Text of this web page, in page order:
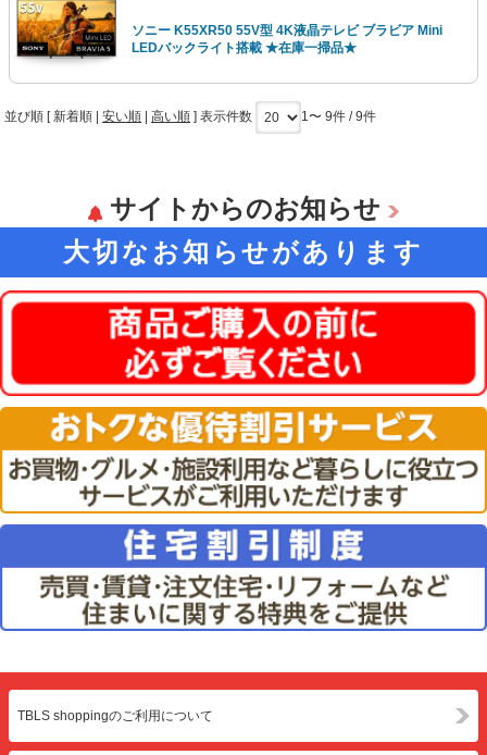
ソニー K55XR50 55V型 4K液晶テレビ ブラビア Mini
LEDバックライト搭載 ★在庫一掃品★
並び順 [新着順 安い順 高い順 ] 表示件数 1〜 9件 / 9件
サイトからのお知らせ
大切なお知らせがあります
TBLS shoppingのご利用について